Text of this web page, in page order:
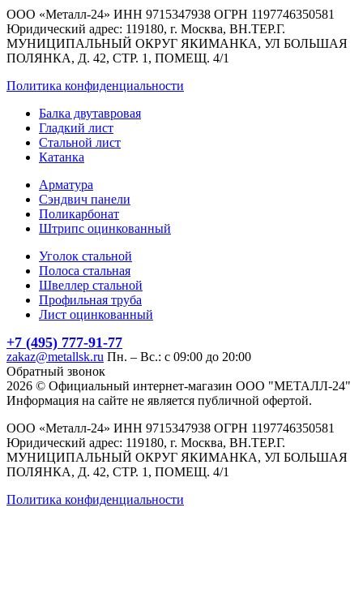
ООО «Металл-24» ИНН 9715347938 ОГРН 1197746350581
Юридический адрес: 119180, г. Москва, ВН.ТЕР.Г.
МУНИЦИПАЛЬНЫЙ ОКРУГ ЯКИМАНКА, УЛ БОЛЬШАЯ
ПОЛЯНКА, Д. 42, СТР. 1, ПОМЕЩ. 4/1
Политика конфиденциальности
Балка двутавровая
Гладкий лист
Стальной лист
Катанка
Арматура
Сэндвич панели
Поликарбонат
Штрипс оцинкованный
Уголок стальной
Полоса стальная
Швеллер стальной
Профильная труба
Лист оцинкованный
+7 (495) 777-91-77
zakaz@metallsk.ru Пн. – Вс.: с 09:00 до 20:00
Обратный звонок
2026 © Официальный интернет-магазин ООО "МЕТАЛЛ-24"
Информация на сайте не является публичной офертой.
ООО «Металл-24» ИНН 9715347938 ОГРН 1197746350581
Юридический адрес: 119180, г. Москва, ВН.ТЕР.Г.
МУНИЦИПАЛЬНЫЙ ОКРУГ ЯКИМАНКА, УЛ БОЛЬШАЯ
ПОЛЯНКА, Д. 42, СТР. 1, ПОМЕЩ. 4/1
Политика конфиденциальности